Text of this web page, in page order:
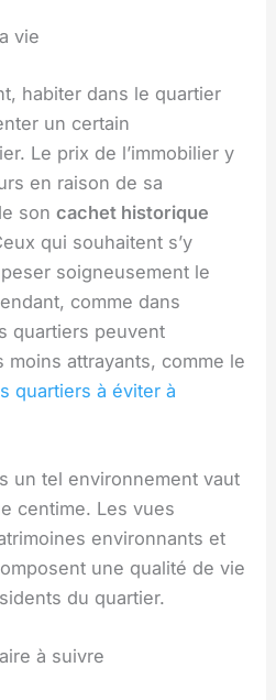
vie
habiter dans le quartier
un certain
Le prix de l’immobilier y
en raison de sa
soncachet historique
qui souhaitent s’y
soigneusement le
comme dans
quartiers peuvent
attrayants, comme le
quartiers à éviter à
un tel environnement vaut
centime. Les vues
environnants et
une qualité de vie
du quartier.
à suivre